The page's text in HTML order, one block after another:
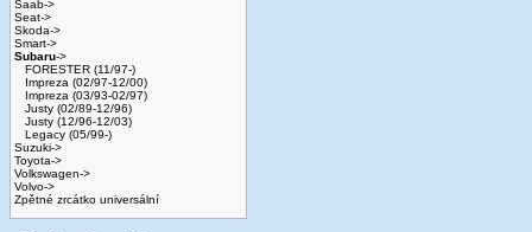
Saab->
Seat->
Skoda->
Smart->
Subaru->
FORESTER (11/97-)
Impreza (02/97-12/00)
Impreza (03/93-02/97)
Justy (02/89-12/96)
Justy (12/96-12/03)
Legacy (05/99-)
Suzuki->
Toyota->
Volkswagen->
Volvo->
Zpětné zrcátko universální